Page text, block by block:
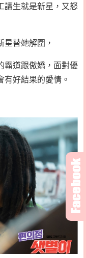
讀生就是新星，又怒
替她解圍，
霸道跟傲嬌，面對優
好結果的愛情。